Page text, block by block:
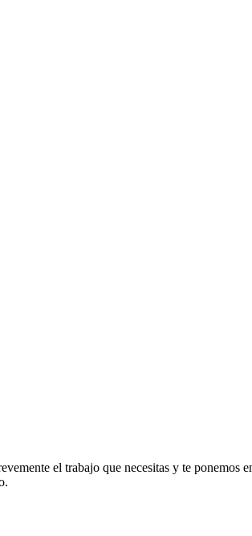
el trabajo que necesitas y te ponemos